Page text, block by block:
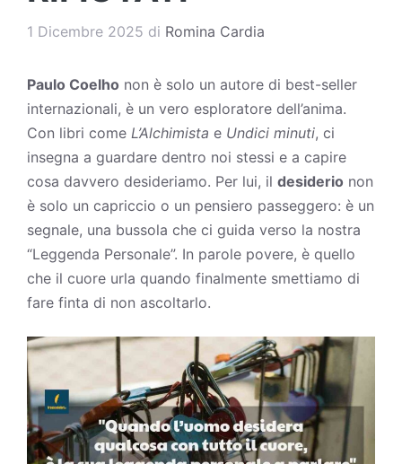
1 Dicembre 2025 di Romina Cardia
Paulo Coelho non è solo un autore di best-seller
internazionali, è un vero esploratore dell’anima.
Con libri come L’Alchimista e Undici minuti, ci
insegna a guardare dentro noi stessi e a capire
cosa davvero desideriamo. Per lui, il desiderio non
è solo un capriccio o un pensiero passeggero: è un
segnale, una bussola che ci guida verso la nostra
“Leggenda Personale”. In parole povere, è quello
che il cuore urla quando finalmente smettiamo di
fare finta di non ascoltarlo.